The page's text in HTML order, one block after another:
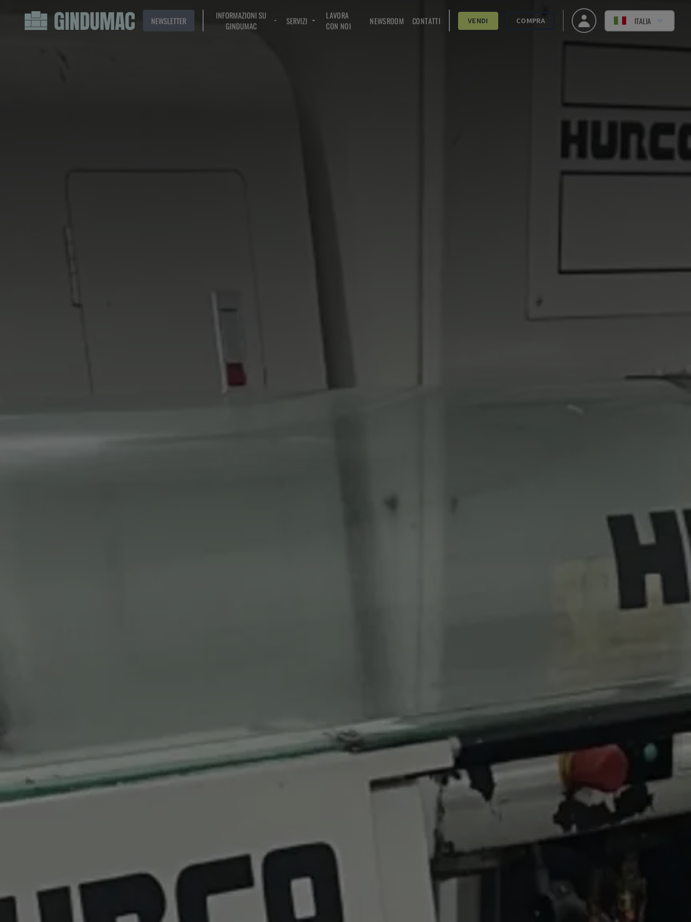
NEWSLETTER
INFORMAZIONI SU
GINDUMAC
SERVIZI
LAVORA
CON NOI
NEWSROOM CONTATTI VENDI COMPRA ITALIA